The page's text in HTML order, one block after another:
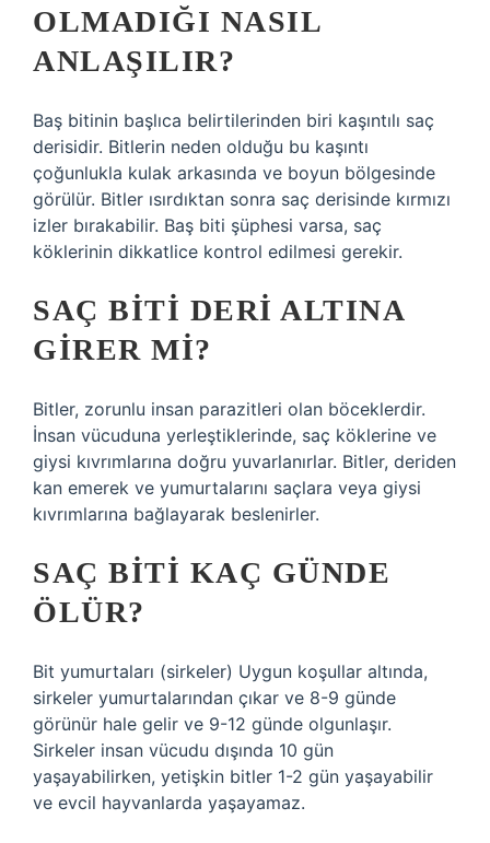
OLMADIĞI NASIL
ANLAŞILIR?
Baş bitinin başlıca belirtilerinden biri kaşıntılı saç
derisidir. Bitlerin neden olduğu bu kaşıntı
çoğunlukla kulak arkasında ve boyun bölgesinde
görülür. Bitler ısırdıktan sonra saç derisinde kırmızı
izler bırakabilir. Baş biti şüphesi varsa, saç
köklerinin dikkatlice kontrol edilmesi gerekir.
SAÇ BITI DERI ALTINA
GIRER MI?
Bitler, zorunlu insan parazitleri olan böceklerdir.
İnsan vücuduna yerleştiklerinde, saç köklerine ve
giysi kıvrımlarına doğru yuvarlanırlar. Bitler, deriden
kan emerek ve yumurtalarını saçlara veya giysi
kıvrımlarına bağlayarak beslenirler.
SAÇ BITI KAÇ GÜNDE
ÖLÜR?
Bit yumurtaları (sirkeler) Uygun koşullar altında,
sirkeler yumurtalarından çıkar ve 8-9 günde
görünür hale gelir ve 9-12 günde olgunlaşır.
Sirkeler insan vücudu dışında 10 gün
yaşayabilirken, yetişkin bitler 1-2 gün yaşayabilir
ve evcil hayvanlarda yaşayamaz.